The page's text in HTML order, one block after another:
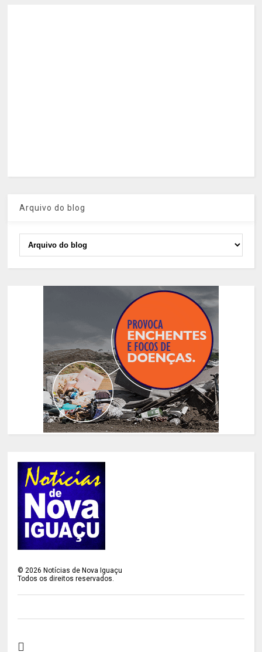
Arquivo do blog
©2026 Notícias de Nova Iguaçu
Todos os direitos reservados.